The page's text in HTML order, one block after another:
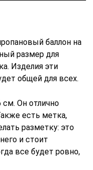
баллон на
размер для
Изделия эти
общей для всех.
Он отлично
есть метка,
разметку: это
и стоит
все будет ровно,